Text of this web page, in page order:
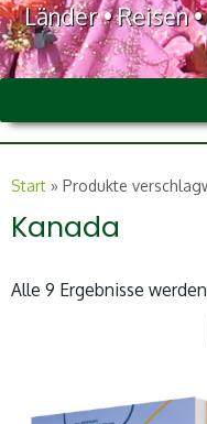
Länder • Reisen
Start » Produkte
Kanada
Alle 9 Ergebnisse